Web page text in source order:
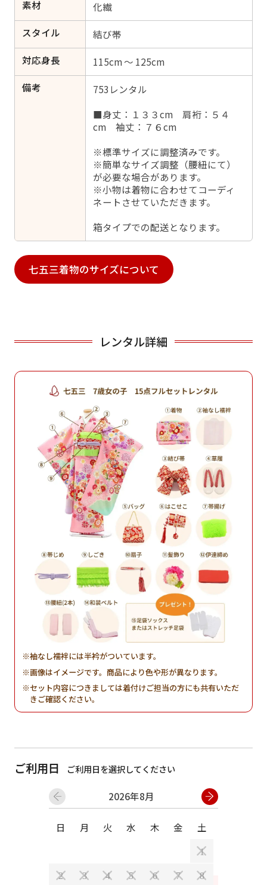
キャンセル 検索する
素材
化繊
スタイル
結び帯
対応身長
115cm ～ 125cm
備考
753レンタル
■身丈：１３３cm 肩裄：５４
cm 袖丈：７６cm
※標準サイズに調整済みです。
※簡単なサイズ調整（腰紐にて）
が必要な場合があります。
※小物は着物に合わせてコーディ
ネートさせていただきます。
箱タイプでの配送となります。
七五三着物のサイズについて
レンタル詳細
袖なし襦袢には半衿がついています。
画像はイメージです。商品により色や形が異なります。
セット内容につきましては着付けご担当の方にも共有いただ
きご確認ください。
ご利用日 ご利用日を選択してください
2026年8月
日 月 火 水 木 金 土
1
2 3 4 5 6 7 8